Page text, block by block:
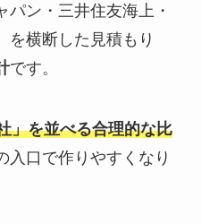
パン・三井住友海上・
を横断した見積もり
です。
」を並べる合理的な比
入口で作りやすくなり